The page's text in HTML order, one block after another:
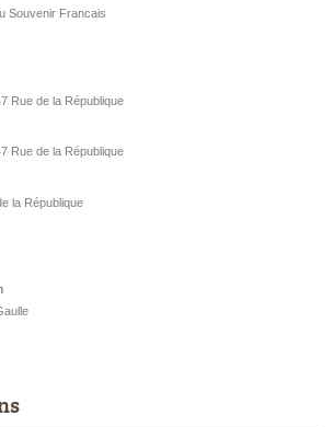
Souvenir Francais
Rue de la République
Rue de la République
la République